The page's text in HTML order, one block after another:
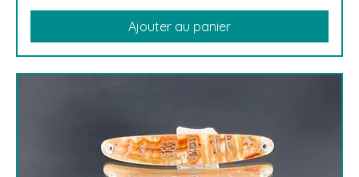
Ajouter au panier